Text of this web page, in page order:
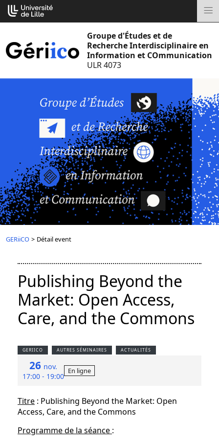
Aller
au
Groupe d'Études et de
Recherche Interdisciplinaire en
Information et COmmunication
ULR 4073
GERiiCO > Détail event
Publishing Beyond the
Market: Open Access,
Care, and the Commons
GERIICO AUTRES SÉMINAIRES ACTUALITÉS
26 nov.
17:00 - 19:00
En ligne
Titre : Publishing Beyond the Market: Open
Access, Care, and the Commons
Programme de la séance :
Cookies management panel